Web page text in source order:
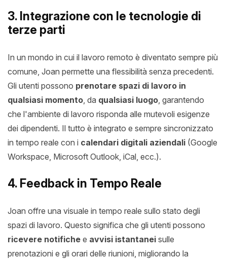
3. Integrazione con le tecnologie di
terze parti
In un mondo in cui il lavoro remoto è diventato sempre più
comune, Joan permette una flessibilità senza precedenti.
Gli utenti possono prenotare spazi di lavoro in
qualsiasi momento , da qualsiasi luogo , garantendo
che l'ambiente di lavoro risponda alle mutevoli esigenze
dei dipendenti. Il tutto è integrato e sempre sincronizzato
in tempo reale con i calendari digitali aziendali (Google
Workspace, Microsoft Outlook, iCal, ecc.).
4. Feedback in Tempo Reale
Joan offre una visuale in tempo reale sullo stato degli
spazi di lavoro. Questo significa che gli utenti possono
ricevere notifiche e avvisi istantanei sulle
prenotazioni e gli orari delle riunioni, migliorando la